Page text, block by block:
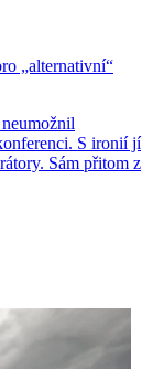
„alternativní“
S ironií jí
Sám přitom z